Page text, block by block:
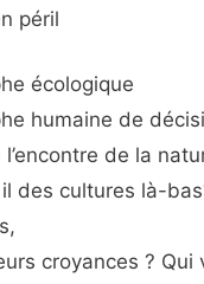
péril
écologique
humaine de
de la
il des cultures là-
croyances ? Qui